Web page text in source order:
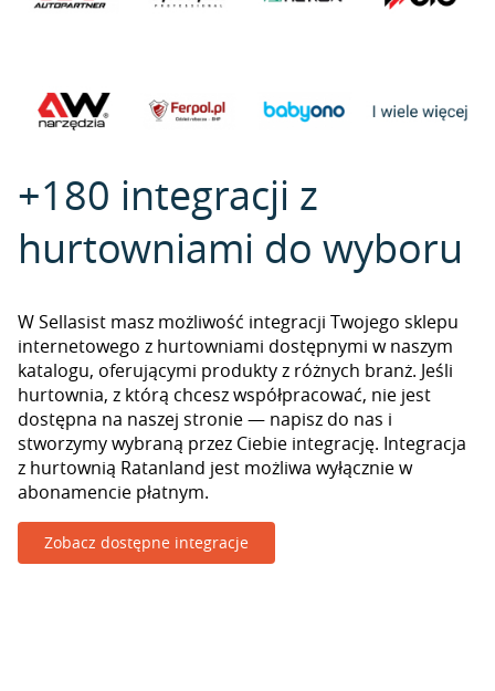
+180 integracji z
hurtowniami do wyboru
W Sellasist masz możliwość integracji Twojego sklepu
internetowego z hurtowniami dostępnymi w naszym
katalogu, oferującymi produkty z różnych branż. Jeśli
hurtownia, z którą chcesz współpracować, nie jest
dostępna na naszej stronie — napisz do nas i
stworzymy wybraną przez Ciebie integrację. Integracja
z hurtownią Ratanland jest możliwa wyłącznie w
abonamencie płatnym.
Zobacz dostępne integracje